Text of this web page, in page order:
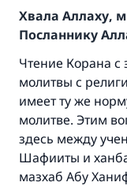
Хвала Аллаху,
Посланнику
Чтение Корана с
молитвы с
имеет ту же
молитве. Этим
здесь между
Шафииты и
мазхаб Абу